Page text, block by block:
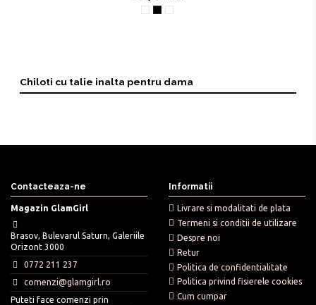
AlbNegruNude
Chiloti cu talie inalta pentru dama
Contacteaza-ne
Magazin GlamGirl
Brasov, Bulevarul Saturn, Galeriile
Orizont 3000
0772 211 237
comenzi@glamgirl.ro
Puteti face comenzi prin
Informatii
Livrare si modalitati de plata
Termeni si conditii de utilizare
Despre noi
Retur
Politica de confidentialitate
Politica privind fisierele cookies
Cum cumpar